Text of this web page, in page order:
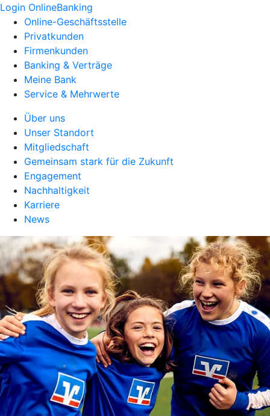
Login OnlineBanking
Online-Geschäftsstelle
Privatkunden
Firmenkunden
Banking & Verträge
Meine Bank
Service & Mehrwerte
Über uns
Unser Standort
Mitgliedschaft
Gemeinsam stark für die Zukunft
Engagement
Nachhaltigkeit
Karriere
News